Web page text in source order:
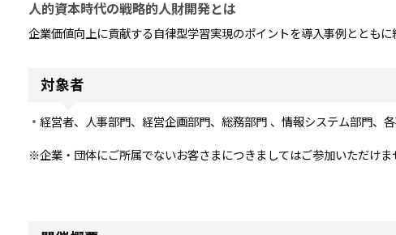
人的資本時代の戦略的人財開発とは
企業価値向上に貢献する自律型学習実現のポイントを導入事例とともに
対象者
経営者、人事部門、経営企画部門、総務部門 、情報システム部門、
※企業・団体にご所属でないお客さまにつきましてはご参加いただけま